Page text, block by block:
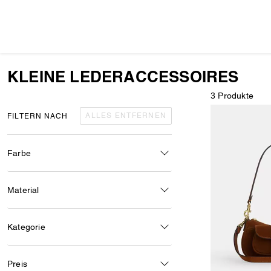
KLEINE LEDERACCESSOIRES
FILTERN NACH ALLES ENTFERNEN
Farbe
Material
Kategorie
Preis
3 Produkte